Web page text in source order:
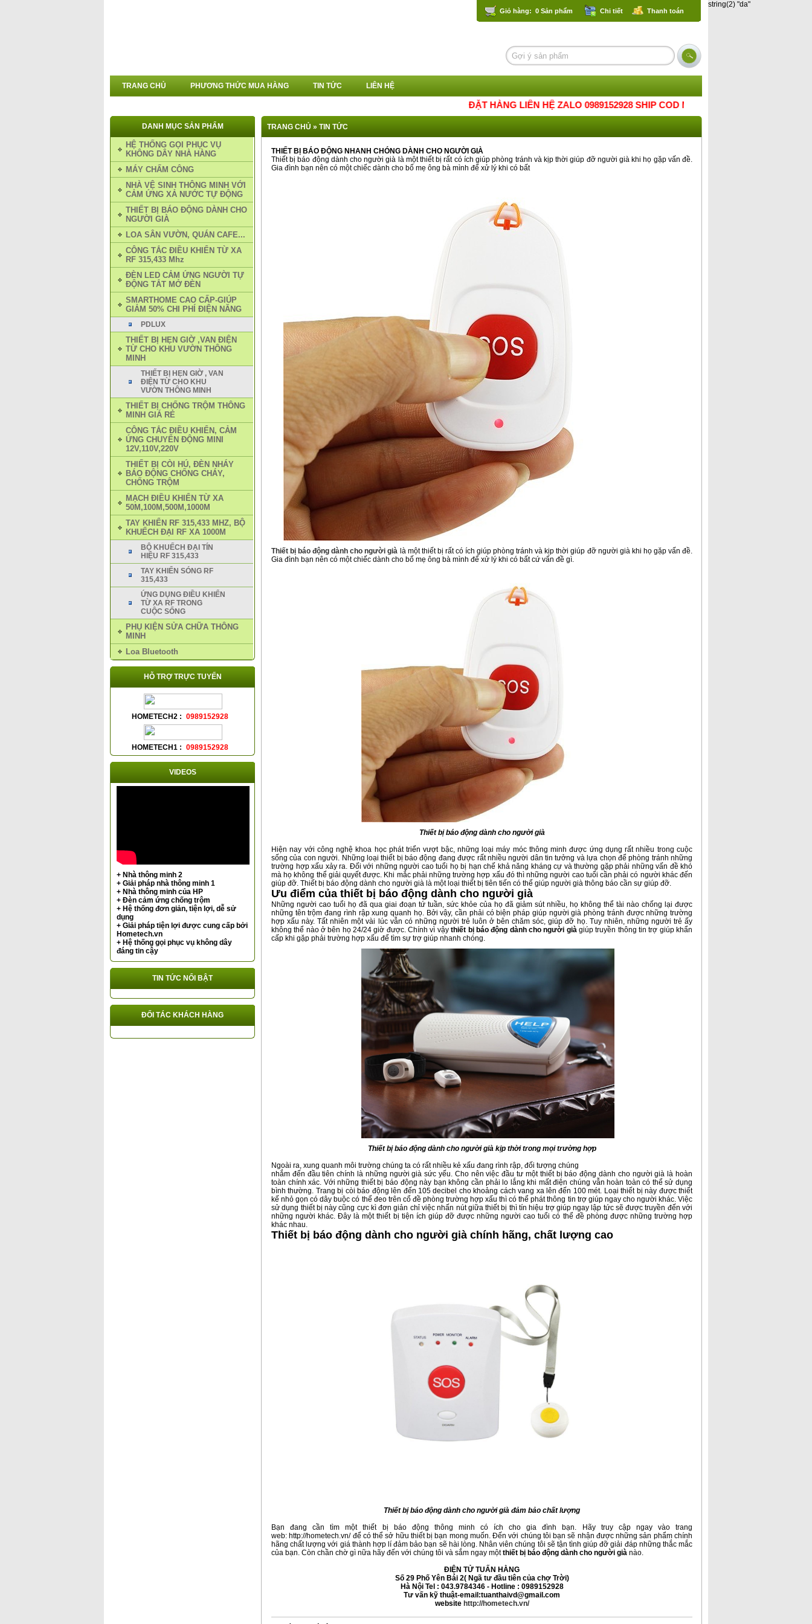
Giỏ hàng: 0 Sản phẩm Chi tiết Thanh toán
TRANG CHỦ PHƯƠNG THỨC MUA HÀNG TIN TỨC LIÊN HỆ
ĐẶT HÀNG LIÊN HỆ ZALO 0989152928 SHIP COD MỌI MIỀN TỔ QUỐC.THANK
DANH MỤC SẢN PHẨM
HỆ THỐNG GỌI PHỤC VỤ
KHÔNG DÂY NHÀ HÀNG
MÁY CHẤM CÔNG
NHÀ VỆ SINH THÔNG MINH VỚI
CẢM ỨNG XẢ NƯỚC TỰ ĐỘNG
THIẾT BỊ BÁO ĐỘNG DÀNH CHO
NGƯỜI GIÀ
LOA SÂN VƯỜN, QUÁN CAFE...
CÔNG TẮC ĐIỀU KHIỂN TỪ XA
RF 315,433 Mhz
ĐÈN LED CẢM ỨNG NGƯỜI TỰ
ĐỘNG TẮT MỞ ĐÈN
SMARTHOME CAO CẤP-GIÚP
GIẢM 50% CHI PHÍ ĐIỆN NĂNG
PDLUX
THIẾT BỊ HẸN GIỜ ,VAN ĐIỆN
TỪ CHO KHU VƯỜN THÔNG
MINH
THIẾT BỊ HẸN GIỜ , VAN
ĐIỆN TỪ CHO KHU
VƯỜN THÔNG MINH
THIẾT BỊ CHỐNG TRỘM THÔNG
MINH GIÁ RẺ
CÔNG TẮC ĐIỀU KHIỂN, CẢM
ỨNG CHUYỂN ĐỘNG MINI
12V,110V,220V
THIẾT BỊ CÒI HÚ, ĐÈN NHÁY
BÁO ĐỘNG CHỐNG CHÁY,
CHỐNG TRỘM
MẠCH ĐIỀU KHIỂN TỪ XA
50M,100M,500M,1000M
TAY KHIỂN RF 315,433 MHZ, BỘ
KHUẾCH ĐẠI RF XA 1000M
BỘ KHUẾCH ĐẠI TÍN
HIỆU RF 315,433
TAY KHIỂN SÓNG RF
315,433
ỨNG DỤNG ĐIỀU KHIỂN
TỪ XA RF TRONG
CUỘC SỐNG
PHỤ KIỆN SỬA CHỮA THÔNG
MINH
Loa Bluetooth
HỖ TRỢ TRỰC TUYẾN
HOMETECH2 : 0989152928
HOMETECH1 : 0989152928
VIDEOS
+ Nhà thông minh 2
+ Giải pháp nhà thông minh 1
+ Nhà thông minh của HP
+ Đèn cảm ứng chống trộm
+ Hệ thống đơn giản, tiện lợi, dễ sử
dụng
+ Giải pháp tiện lợi được cung cấp bởi
Hometech.vn
+ Hệ thống gọi phục vụ không dây
đáng tin cậy
TIN TỨC NỔI BẬT
ĐỐI TÁC KHÁCH HÀNG
TRANG CHỦ » TIN TỨC
THIẾT BỊ BÁO ĐỘNG NHANH CHÓNG DÀNH CHO NGƯỜI GIÀ
Thiết bị báo động dành cho người già là một thiết bị rất có ích giúp phòng tránh và kịp thời giúp đỡ người già khi họ gặp vấn đề.
Gia đình bạn nên có một chiếc dành cho bố mẹ ông bà mình để xử lý khi có bất
Thiết bị báo động dành cho người già là một thiết bị rất có ích giúp phòng tránh và kịp thời giúp đỡ người già khi họ gặp vấn đề.
Gia đình bạn nên có một chiếc dành cho bố mẹ ông bà mình để xử lý khi có bất cứ vấn đề gì.
Thiết bị báo động dành cho người già
Hiện nay với công nghệ khoa học phát triển vượt bậc, những loại máy móc thông minh được ứng dụng rất nhiều trong cuộc
sống của con người. Những loại thiết bị báo động đang được rất nhiều người dân tin tưởng và lựa chọn để phòng tránh những
trường hợp xấu xảy ra. Đối với những người cao tuổi họ bị hạn chế khả năng kháng cự và thường gặp phải những vấn đề khó
mà họ không thể giải quyết được. Khi mắc phải những trường hợp xấu đó thì những người cao tuổi cần phải có người khác đến
giúp đỡ. Thiết bị báo động dành cho người già là một loại thiết bị tiên tiến có thể giúp người già thông báo cần sự giúp đỡ.
Ưu điểm của thiết bị báo động dành cho người già
Những người cao tuổi họ đã qua giai đoạn tứ tuần, sức khỏe của họ đã giảm sút nhiều, họ không thể tài nào chống lại được
những tên trộm đang rình rập xung quanh họ. Bởi vậy, cần phải có biện pháp giúp người già phòng tránh được những trường
hợp xấu này. Tất nhiên một vài lúc vẫn có những người trẻ luôn ở bên chăm sóc, giúp đỡ họ. Tuy nhiên, những người trẻ ấy
không thể nào ở bên họ 24/24 giờ được. Chính vì vậythiết bị báo động dành cho người giàgiúp truyền thông tin trợ giúp khẩn
cấp khi gặp phải trường hợp xấu để tìm sự trợ giúp nhanh chóng.
Thiết bị báo động dành cho người già kịp thời trong mọi trường hợp
Ngoài ra, xung quanh môi trường chúng ta có rất nhiều kẻ xấu đang rình rập, đối tượng chúng
nhắm đến đầu tiên chính là những người già sức yếu. Cho nên việc đầu tư một thiết bị báo động dành cho người già là hoàn
toàn chính xác. Với những thiết bị báo động này bạn không cần phải lo lắng khi mất điện chúng vẫn hoàn toàn có thể sử dụng
bình thường. Trang bị còi báo động lên đến 105 decibel cho khoảng cách vang xa lên đến 100 mét. Loại thiết bị này được thiết
kế nhỏ gọn có dây buộc có thể đeo trên cổ đề phòng trường hợp xấu thì có thể phát thông tin trợ giúp ngay cho người khác. Việc
sử dụng thiết bị này cũng cực kì đơn giản chỉ việc nhấn nút giữa thiết bị thì tín hiệu trợ giúp ngay lập tức sẽ được truyền đến với
những người khác. Đây là một thiết bị tiện ích giúp đỡ được những người cao tuổi có thể đề phòng được những trường hợp
khác nhau.
Thiết bị báo động dành cho người già chính hãng, chất lượng cao
Thiết bị báo động dành cho người già đảm bảo chất lượng
Bạn đang cần tìm một thiết bị báo động thông minh có ích cho gia đình bạn. Hãy truy cập ngay vào trang
web: http://hometech.vn/để có thể sở hữu thiết bị bạn mong muốn. Đến với chúng tôi bạn sẽ nhận được những sản phẩm chính
hãng chất lượng với giá thành hợp lí đảm bảo bạn sẽ hài lòng. Nhân viên chúng tôi sẽ tận tình giúp đỡ giải đáp những thắc mắc
của bạn. Còn chần chờ gì nữa hãy đến với chúng tôi và sắm ngay một thiết bị báo động dành cho người già nào.
ĐIỆN TỬ TUẤN HẰNG
Số 29 Phố Yên Bái 2( Ngã tư đầu tiên của chợ Trời)
Hà Nội Tel : 043.9784346 - Hotline : 0989152928
Tư vấn kỹ thuật-email:tuanthaivd@gmail.com
website http://hometech.vn/
string(2) "da"